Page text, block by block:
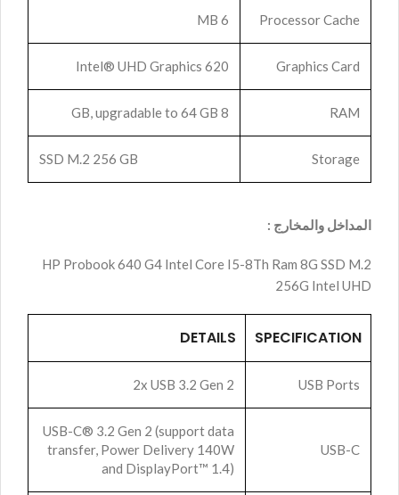
Processor Cache
6 MB
Graphics Card
Intel® UHD Graphics 620
RAM
8 GB, upgradable to 64 GB
Storage
SSD M.2 256 GB
المداخل والمخارج :
HP Probook 640 G4 Intel Core I5-8Th Ram 8G SSD M.2
256G Intel UHD
SPECIFICATION
DETAILS
USB Ports
2x USB 3.2 Gen 2
USB-C
USB-C® 3.2 Gen 2 (support data
transfer, Power Delivery 140W
and DisplayPort™ 1.4)